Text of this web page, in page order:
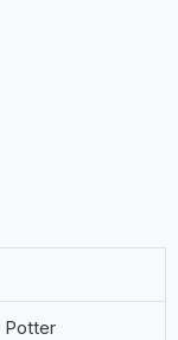
Potter